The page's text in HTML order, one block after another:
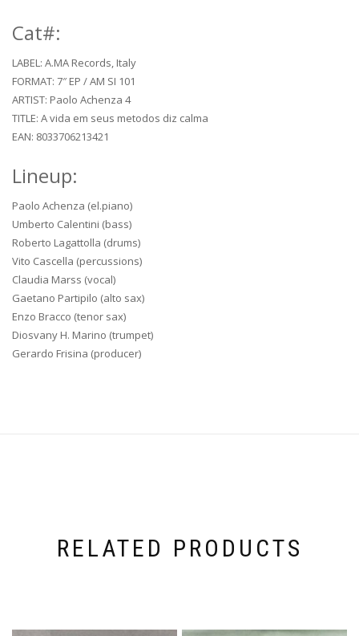
Cat#:
LABEL: A.MA Records, Italy
FORMAT: 7″ EP / AM SI 101
ARTIST: Paolo Achenza 4
TITLE: A vida em seus metodos diz calma
EAN: 8033706213421
Lineup:
Paolo Achenza (el.piano)
Umberto Calentini (bass)
Roberto Lagattolla (drums)
Vito Cascella (percussions)
Claudia Marss (vocal)
Gaetano Partipilo (alto sax)
Enzo Bracco (tenor sax)
Diosvany H. Marino (trumpet)
Gerardo Frisina (producer)
RELATED PRODUCTS